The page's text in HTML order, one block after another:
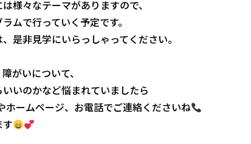
様々なテーマがありますので、
ムで行っていく予定です。
是非見学にいらっしゃってください。
がいについて、
いのかなど悩まれていましたら
ホームページ、お電話でご連絡くださいね
す